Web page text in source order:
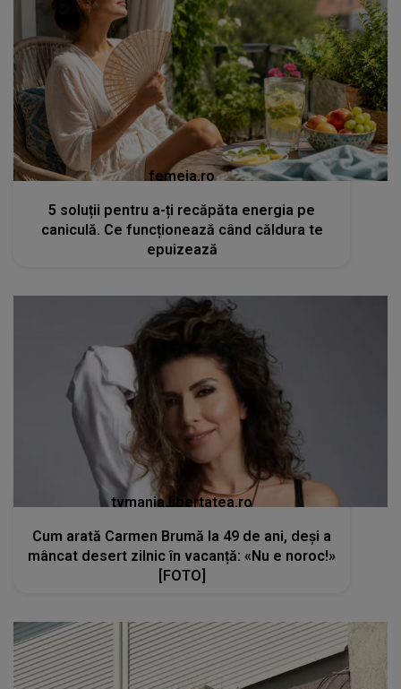
femeia.ro
5 soluții pentru a-ți recăpăta energia pe
caniculă. Ce funcționează când căldura te
epuizează
tvmania.libertatea.ro
Cum arată Carmen Brumă la 49 de ani, deși a
mâncat desert zilnic în vacanță: «Nu e noroc!»
[FOTO]